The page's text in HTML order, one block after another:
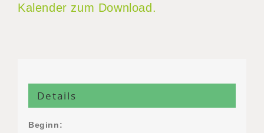
Kalender zum Download.
Details
Beginn: